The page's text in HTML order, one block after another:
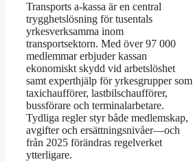
Transports a-kassa är en central
trygghetslösning för tusentals
yrkesverksamma inom
transportsektorn. Med över 97 000
medlemmar erbjuder kassan
ekonomiskt skydd vid arbetslöshet
samt experthjälp för yrkesgrupper som
taxichaufförer, lastbilschaufförer,
bussförare och terminalarbetare.
Tydliga regler styr både medlemskap,
avgifter och ersättningsnivåer—och
från 2025 förändras regelverket
ytterligare.